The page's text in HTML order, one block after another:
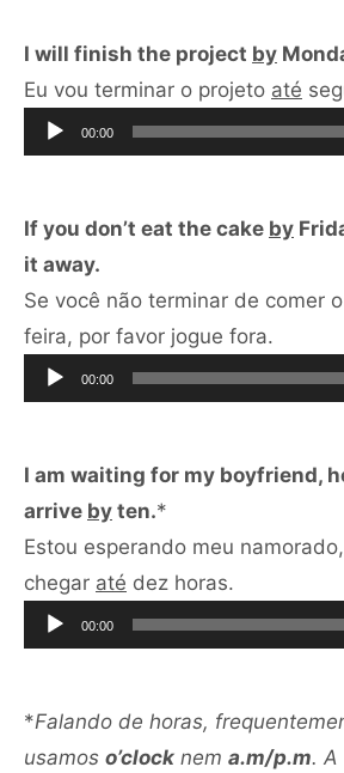
I will finish the project by
Eu vou terminar o projeto até
00:00
If you don’t eat the cake by
it away.
Se você não terminar de comer
feira, por favor jogue fora.
de
áudio
00:00
I am waiting for my boyfriend,
arrive by ten.*
Estou esperando meu
chegar até dez horas.
de
áudio
00:00
*Falando de horas,
usamos o’clock nem a.m/p.m. A